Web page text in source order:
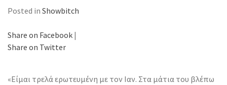
Posted in Showbitch
Share on Facebook |
Share on Twitter
«Eίμαι τρελά ερωτευμένη με τον Ιαν. Στα μάτια του βλέπω